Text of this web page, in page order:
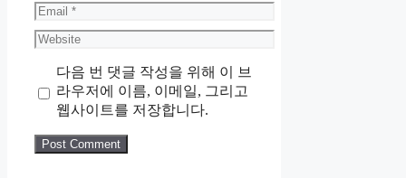
Email
Website
다음 번 댓글 작성을 위해 이 브
라우저에 이름, 이메일, 그리고
웹사이트를 저장합니다.